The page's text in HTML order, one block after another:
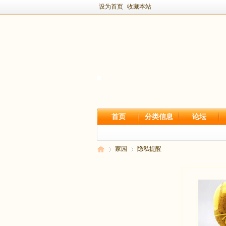
设为首页 收藏本站
首页 分类信息 论坛
家园 隐私提醒